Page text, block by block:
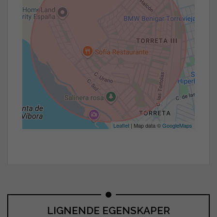
Leaflet | Map data ©GoogleMaps
LIGNENDE EGENSKAPER